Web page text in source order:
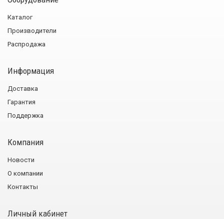
Каталог
Производители
Распродажа
Информация
Доставка
Гарантия
Поддержка
Компания
Новости
О компании
Контакты
Личный кабинет